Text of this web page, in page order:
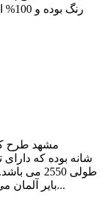
بایر آلمان می باشد. برای آگاهی از موجودی قالیچه و کناره...